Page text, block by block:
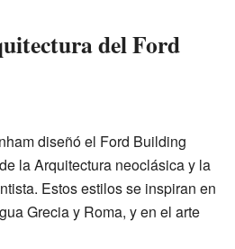
del Ford
diseñó el Ford Building
la Arquitectura neoclásica y la
Estos estilos se inspiran en
Grecia y Roma, y en el arte